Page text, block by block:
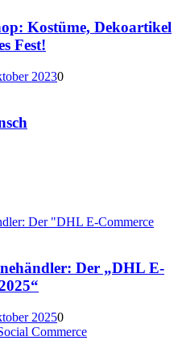
Kostüme, Dekoartikel
Fest!
20230
Der „DHL E-
20250